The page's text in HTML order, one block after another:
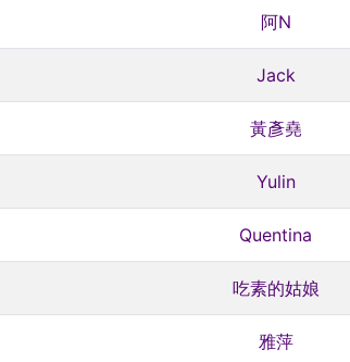
阿N
Jack
黃彥堯
Yulin
Quentina
吃素的姑娘
雅萍